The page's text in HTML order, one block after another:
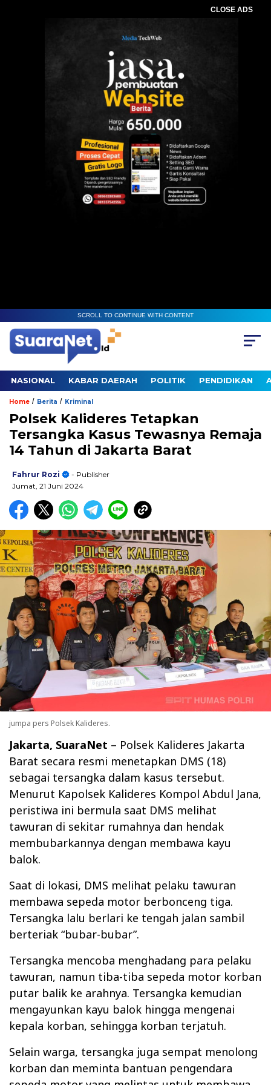
CLOSE ADS
SCROLL TO CONTINUE WITH CONTENT
NASIONAL KABAR DAERAH POLITIK PENDIDIKAN
Home / Berita / Kriminal
Polsek Kalideres Tetapkan
Tersangka Kasus Tewasnya Remaja
14 Tahun di Jakarta Barat
Fahrur Rozi
- Publisher
Jumat, 21 Juni 2024
jumpa pers Polsek Kalideres.
Jakarta, SuaraNet – Polsek Kalideres Jakarta
Barat secara resmi menetapkan DMS (18)
sebagai tersangka dalam kasus tersebut.
Menurut Kapolsek Kalideres Kompol Abdul Jana,
peristiwa ini bermula saat DMS melihat
tawuran di sekitar rumahnya dan hendak
membubarkannya dengan membawa kayu
balok.
Saat di lokasi, DMS melihat pelaku tawuran
membawa sepeda motor berbonceng tiga.
Tersangka lalu berlari ke tengah jalan sambil
berteriak “bubar-bubar”.
Tersangka mencoba menghadang para pelaku
tawuran, namun tiba-tiba sepeda motor korban
putar balik ke arahnya. Tersangka kemudian
mengayunkan kayu balok hingga mengenai
kepala korban, sehingga korban terjatuh.
Selain warga, tersangka juga sempat menolong
korban dan meminta bantuan pengendara